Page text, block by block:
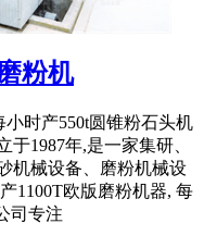
粉机
时产550t圆锥粉石头机
1987年,是一家集研、
机械设备、磨粉机械设
1100T欧版磨粉机器, 每
司专注